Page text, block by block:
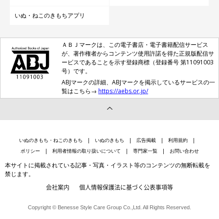
いぬ・ねこのきもちアプリ
ＡＢＪマークは、この電子書店・電子書籍配信サービス
が、著作権者からコンテンツ使用許諾を得た正規版配信サ
ービスであることを示す登録商標（登録番号 第11091003
号）です。
ABJマークの詳細、ABJマークを掲示しているサービスの一
覧はこちら→ https://aebs.or.jp/
いぬのきもち・ねこのきもち いぬのきもち 広告掲載
利用規約
ポリシー
利用者情報の取り扱いについて 専門家一覧 お問い合わせ
本サイトに掲載されている記事・写真・イラスト等のコンテンツの無断転載を
禁じます。
会社案内 個人情報保護法に基づく公表事項等
Copyright © Benesse Style Care Group Co.,Ltd. All Rights Reserved.